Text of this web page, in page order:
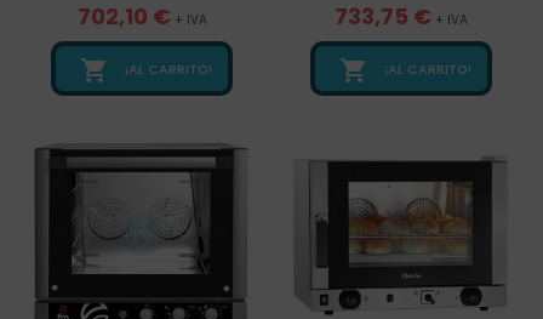
702,10 € + IVA
 ¡AL CARRITO!
733,75 € + IVA
 ¡AL CARRITO!